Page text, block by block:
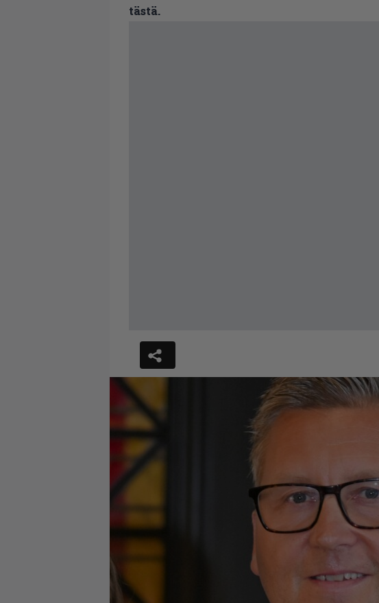
tästä.